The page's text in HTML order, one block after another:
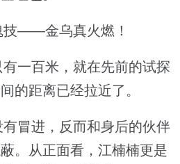
——金乌真火燃！
一百米，就在先前的试探
的距离已经拉近了。
冒进，反而和身后的伙伴
。从正面看，江楠楠更是